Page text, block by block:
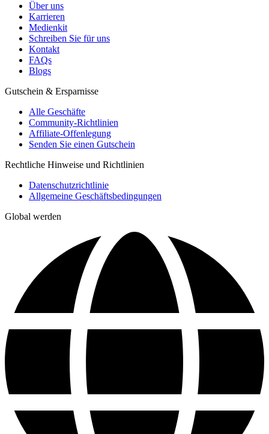
Über uns
Karrieren
Medienkit
Schreiben Sie für uns
Kontakt
FAQs
Blogs
Gutschein & Ersparnisse
Alle Geschäfte
Community-Richtlinien
Affiliate-Offenlegung
Senden Sie einen Gutschein
Rechtliche Hinweise und Richtlinien
Datenschutzrichtlinie
Allgemeine Geschäftsbedingungen
Global werden